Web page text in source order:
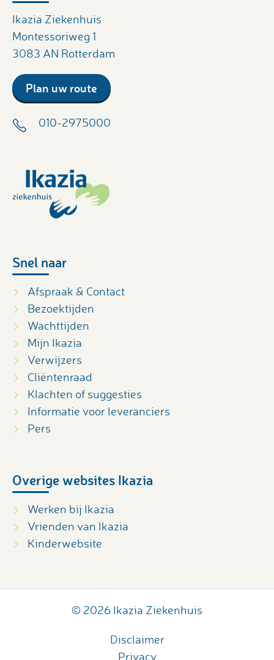
Ikazia Ziekenhuis
Montessoriweg 1
3083 AN Rotterdam
Plan uw route
010-2975000
Snel naar
Afspraak & Contact
Bezoektijden
Wachttijden
Mijn Ikazia
Verwijzers
Cliëntenraad
Klachten of suggesties
Informatie voor leveranciers
Pers
Overige websites Ikazia
Werken bij Ikazia
Vrienden van Ikazia
Kinderwebsite
© 2026 Ikazia Ziekenhuis
Disclaimer
Privacy